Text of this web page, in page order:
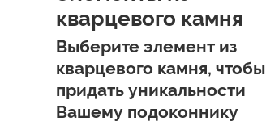
кварцевого камня
Выберите элемент из
кварцевого камня, чтобы
придать уникальности
Вашему подоконнику